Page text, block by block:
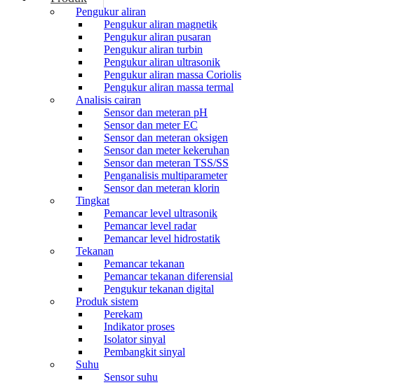
Pengukur aliran
Pengukur aliran magnetik
Pengukur aliran pusaran
Pengukur aliran turbin
Pengukur aliran ultrasonik
Pengukur aliran massa Coriolis
Pengukur aliran massa termal
Analisis cairan
Sensor dan meteran pH
Sensor dan meter EC
Sensor dan meteran oksigen
Sensor dan meter kekeruhan
Sensor dan meteran TSS/SS
Penganalisis multiparameter
Sensor dan meteran klorin
Tingkat
Pemancar level ultrasonik
Pemancar level radar
Pemancar level hidrostatik
Tekanan
Pemancar tekanan
Pemancar tekanan diferensial
Pengukur tekanan digital
Produk sistem
Perekam
Indikator proses
Isolator sinyal
Pembangkit sinyal
Suhu
Sensor suhu